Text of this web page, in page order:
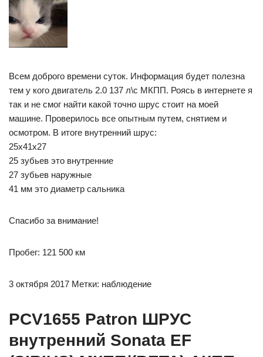
Всем доброго времени суток. Информация будет полезна
тем у кого двигатель 2.0 137 л\с МКПП. Роясь в интернете я
так и не смог найти какой точно шрус стоит на моей
машине. Проверилось все опытным путем, снятием и
осмотром. В итоге внутренний шрус:
25x41x27
25 зубьев это внутренние
27 зубьев наружные
41 мм это диаметр сальника
Спасибо за внимание!
Пробег: 121 500 км
3 октября 2017 Метки: наблюдение
PCV1655 Patron ШРУС
внутренний Sonata EF